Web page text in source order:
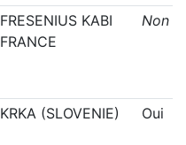
FRESENIUS KABI
FRANCE
Non
KRKA (SLOVENIE) Oui